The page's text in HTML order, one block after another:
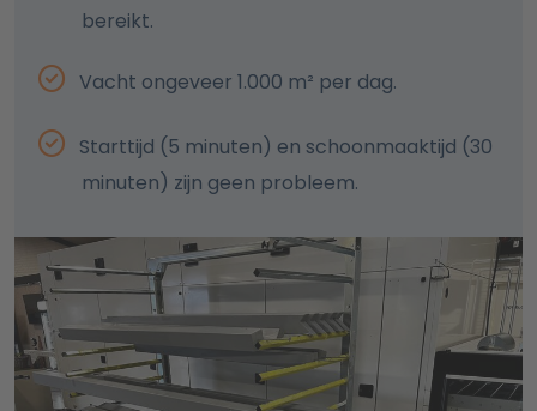
bereikt.
Vacht ongeveer 1.000 m² per dag.
Starttijd (5 minuten) en schoonmaaktijd (30
minuten) zijn geen probleem.